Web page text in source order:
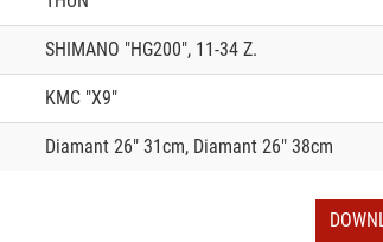
SHIMANO "HG200", 11-34 Z.
KMC "X9"
Diamant 26" 31cm, Diamant 26" 38cm